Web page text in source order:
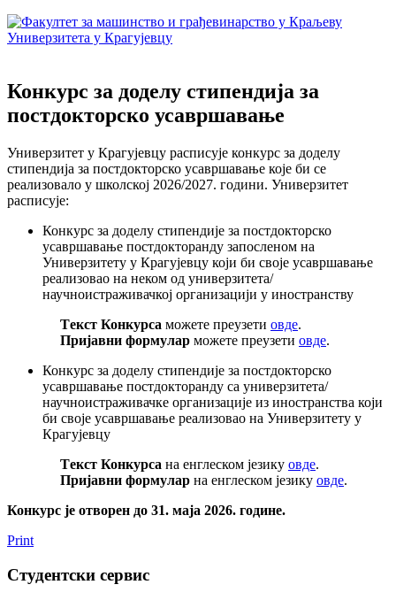
Конкурс за доделу стипендија за
постдокторско усавршавање
Универзитет у Крагујевцу расписује конкурс за доделу
стипендија за постдокторско усавршавање које би се
реализовало у школској 2026/2027. години. Универзитет
расписује:
Конкурс за доделу стипендије за постдокторско
усавршавање постдокторанду запосленом на
Универзитету у Крагујевцу који би своје усавршавање
реализовао на неком од универзитета/
научноистраживачкој организацији у иностранству
Tекст Конкурса можете преузети овде.
Пријавни формулар можете преузети овде.
Конкурс за доделу стипендије за постдокторско
усавршавање постдокторанду са универзитета/
научноистраживачке организације из иностранства који
би своје усавршавање реализовао на Универзитету у
Крагујевцу
Tекст Конкурса на енглеском језику овде.
Пријавни формулар на енглеском језику овде.
Конкурс је отворен до 31. маја 2026. године.
Print
Студентски сервис